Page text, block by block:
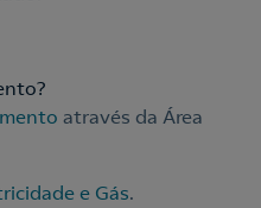
através da Área
e Gás.